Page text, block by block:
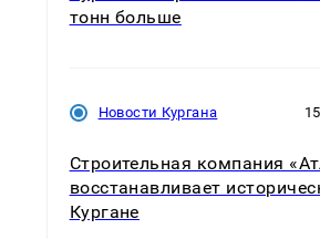
тонн больше
Новости Кургана
Строительная компания
восстанавливает
Кургане